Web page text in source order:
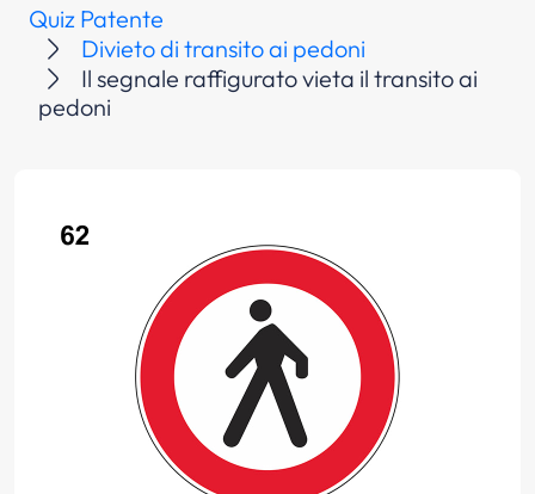
Quiz Patente
Divieto di transito ai pedoni
Il segnale raffigurato vieta il transito ai
pedoni